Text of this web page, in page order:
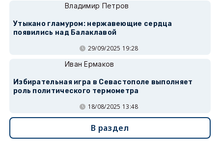
Владимир Петров
Утыкано гламуром: нержавеющие сердца
появились над Балаклавой
29/09/2025 19:28
Иван Ермаков
Избирательная игра в Севастополе выполняет
роль политического термометра
18/08/2025 13:48
В раздел